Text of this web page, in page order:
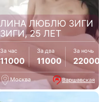
ЛИНА ЛЮБЛЮ ЗИГИ
ЗИГИ, 25 ЛЕТ
За час
11000
За два
11000
За ночь
22000
Москва Варшавская